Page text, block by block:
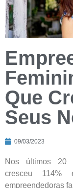
Que
Seus
09/03/2023
Nos últimos 20
cresceu
empreendedoras